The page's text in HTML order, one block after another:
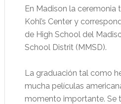
En Madison la ceremonia
Kohl’s Center y
de High School del
School Distrit (MMSD).
La graduación tal como
mucha películas
momento importante. Se